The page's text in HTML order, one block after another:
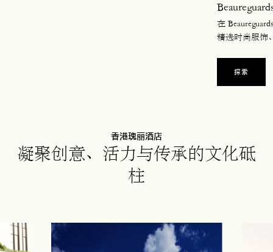
在
精选时尚服饰
探索
香港瑰丽酒店
凝聚创意、活力与传承的文化砥
柱